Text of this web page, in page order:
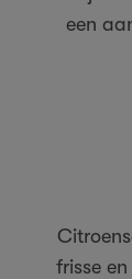
een
frisse